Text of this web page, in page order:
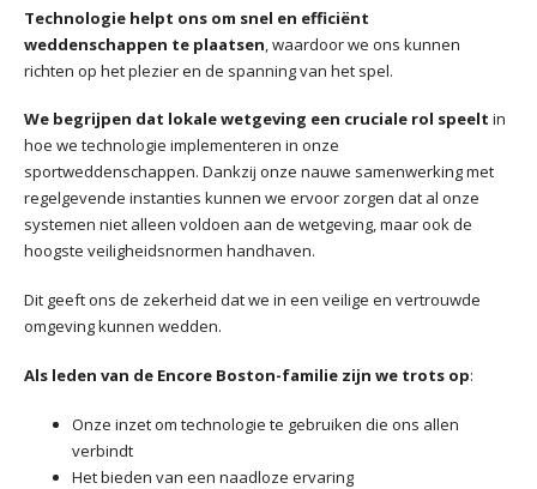
Technologie helpt ons om snel en efficiënt
weddenschappen te plaatsen, waardoor we ons kunnen
richten op het plezier en de spanning van het spel.
We begrijpen dat lokale wetgeving een cruciale rol speelt in
hoe we technologie implementeren in onze
sportweddenschappen. Dankzij onze nauwe samenwerking met
regelgevende instanties kunnen we ervoor zorgen dat al onze
systemen niet alleen voldoen aan de wetgeving, maar ook de
hoogste veiligheidsnormen handhaven.
Dit geeft ons de zekerheid dat we in een veilige en vertrouwde
omgeving kunnen wedden.
Als leden van de Encore Boston-familie zijn we trots op:
Onze inzet om technologie te gebruiken die ons allen
verbindt
Het bieden van een naadloze ervaring